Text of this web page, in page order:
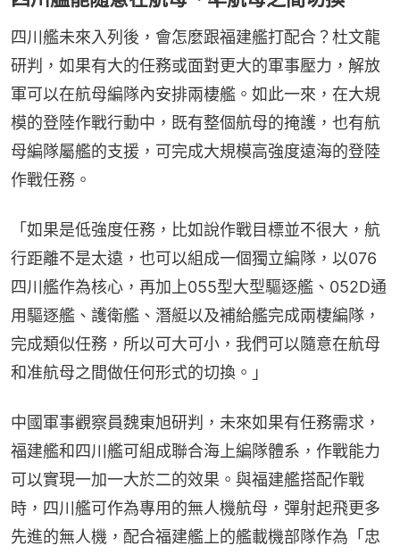
四川艦未來入列後，會怎麼跟福建艦打配合？杜文龍
研判，如果有大的任務或面對更大的軍事壓力，解放
軍可以在航母編隊內安排兩棲艦。如此一來，在大規
模的登陸作戰行動中，既有整個航母的掩護，也有航
母編隊屬艦的支援，可完成大規模高強度遠海的登陸
作戰任務。
「如果是低強度任務，比如說作戰目標並不很大，航
行距離不是太遠，也可以組成一個獨立編隊，以076
四川艦作為核心，再加上055型大型驅逐艦、052D通
用驅逐艦、護衛艦、潛艇以及補給艦完成兩棲編隊，
完成類似任務，所以可大可小，我們可以隨意在航母
和准航母之間做任何形式的切換。」
中國軍事觀察員魏東旭研判，未來如果有任務需求，
福建艦和四川艦可組成聯合海上編隊體系，作戰能力
可以實現一加一大於二的效果。與福建艦搭配作戰
時，四川艦可作為專用的無人機航母，彈射起飛更多
先進的無人機，配合福建艦上的艦載機部隊作為「忠